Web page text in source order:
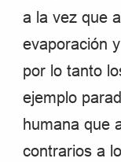
a la vez que
evaporación
por lo tanto
ejemplo
humana que
contrarios a